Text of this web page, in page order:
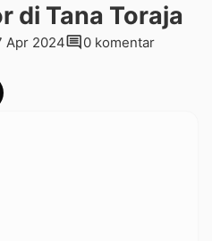
di Tana Toraja
Apr 2024comment0 komentar